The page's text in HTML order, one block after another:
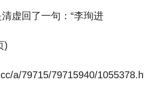
回了一句：“李珣进
)
a/79715/79715940/